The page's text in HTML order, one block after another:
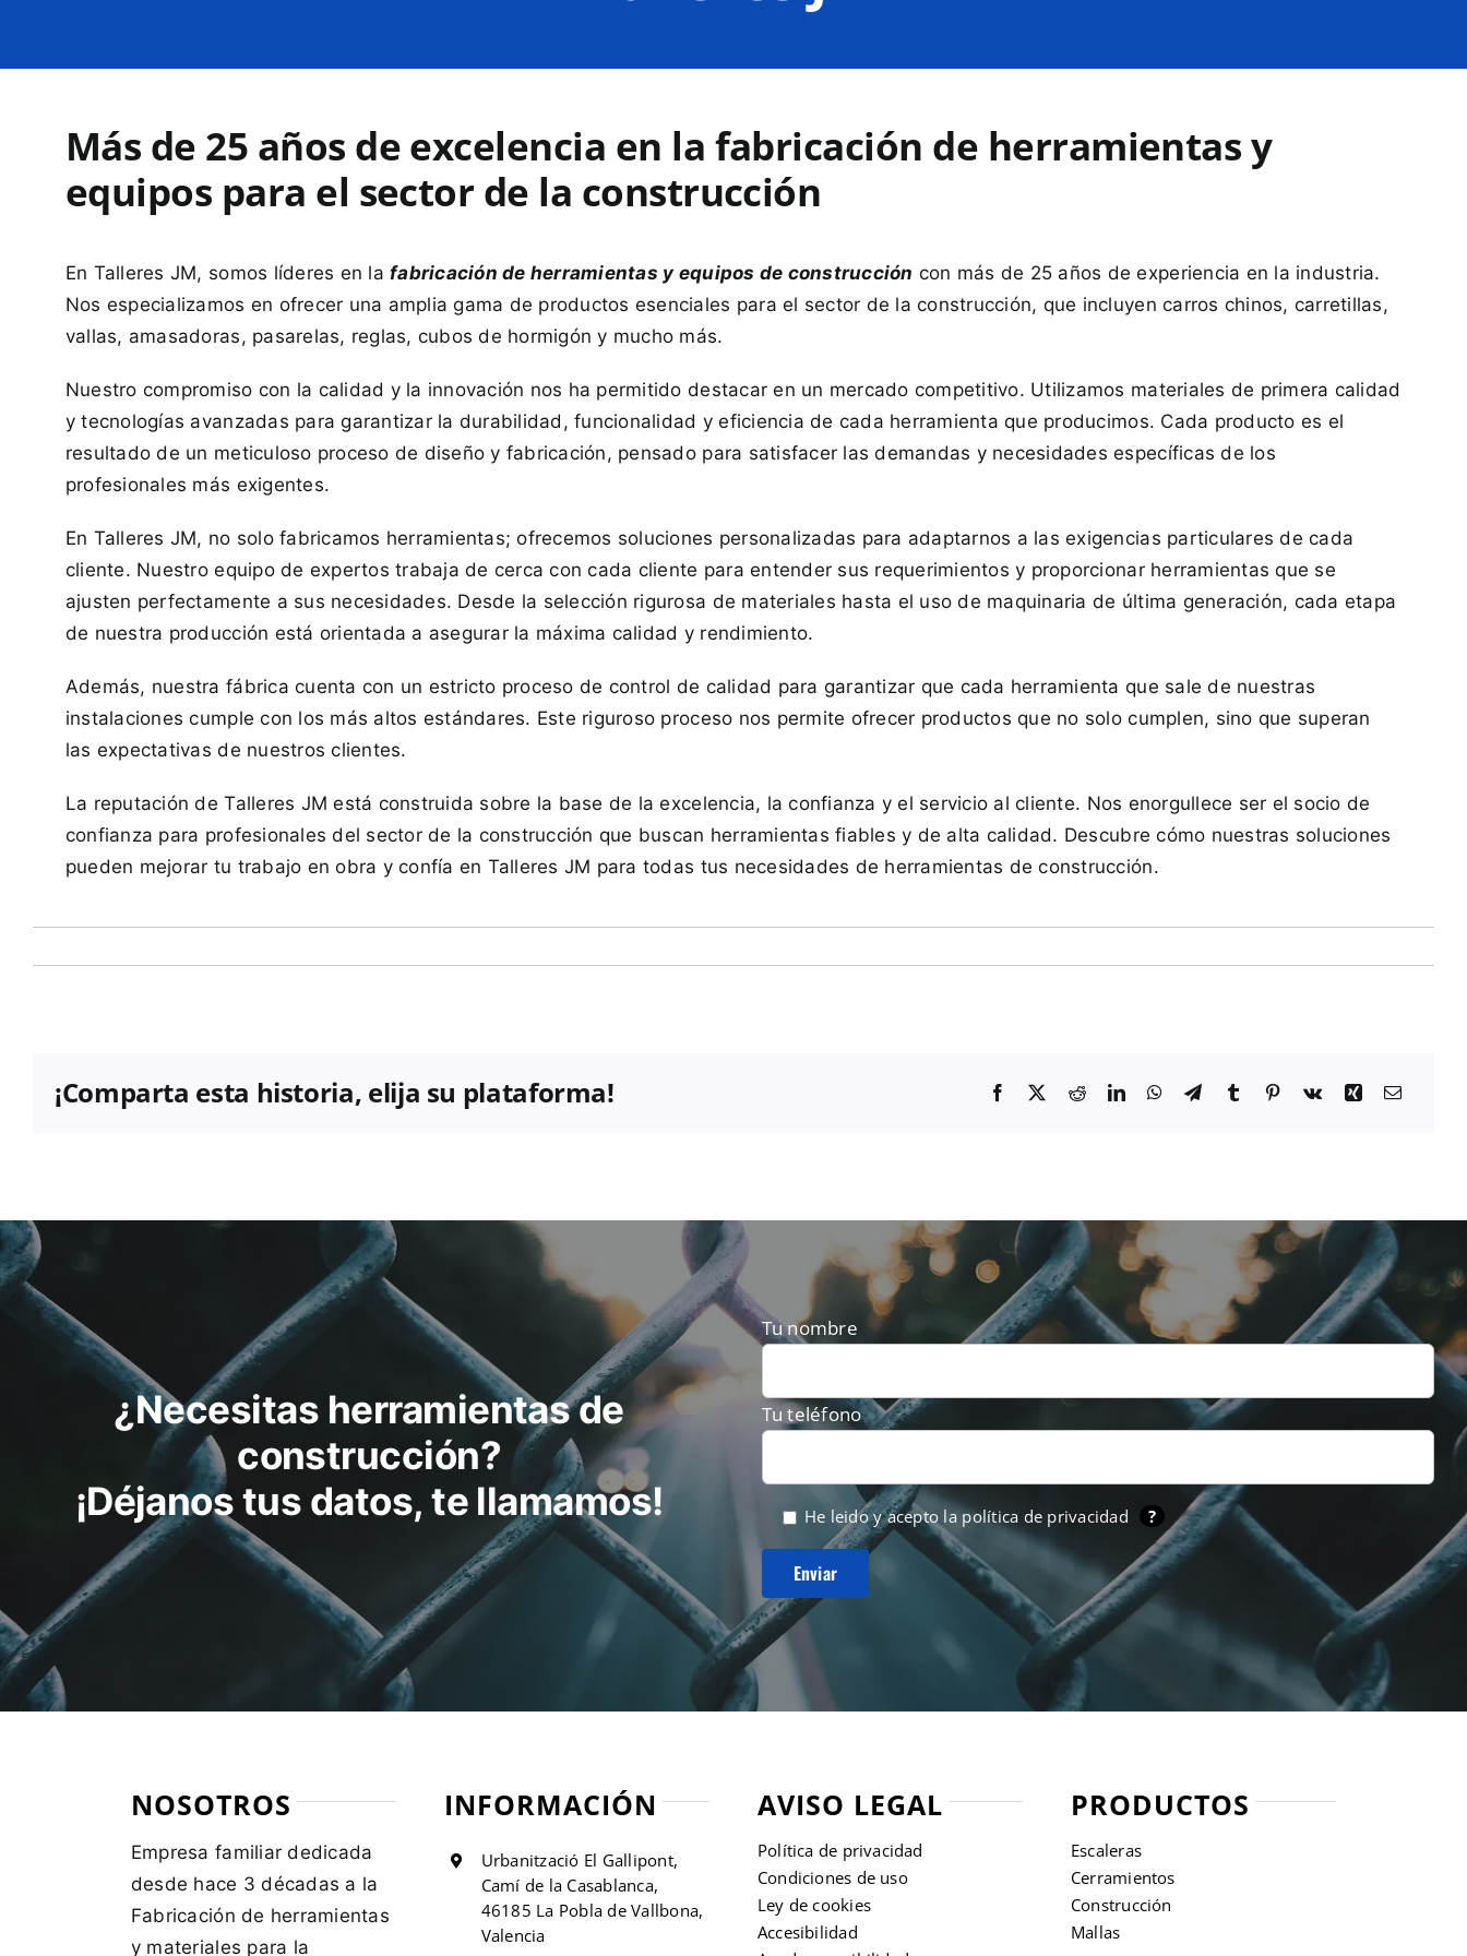
Más de 25 años de excelencia en la fabricación de herramientas y
equipos para el sector de la construcción
En Talleres JM, somos líderes en lafabricación de herramientas y equipos de construcción con más de 25 años de experiencia en la industria.
Nos especializamos en ofrecer una amplia gama de productos esenciales para el sector de la construcción, que incluyen carros chinos, carretillas,
vallas, amasadoras, pasarelas, reglas, cubos de hormigón y mucho más.
Nuestro compromiso con la calidad y la innovación nos ha permitido destacar en un mercado competitivo. Utilizamos materiales de primera calidad
y tecnologías avanzadas para garantizar la durabilidad, funcionalidad y eficiencia de cada herramienta que producimos. Cada producto es el
resultado de un meticuloso proceso de diseño y fabricación, pensado para satisfacer las demandas y necesidades específicas de los
profesionales más exigentes.
En Talleres JM, no solo fabricamos herramientas; ofrecemos soluciones personalizadas para adaptarnos a las exigencias particulares de cada
cliente. Nuestro equipo de expertos trabaja de cerca con cada cliente para entender sus requerimientos y proporcionar herramientas que se
ajusten perfectamente a sus necesidades. Desde la selección rigurosa de materiales hasta el uso de maquinaria de última generación, cada etapa
de nuestra producción está orientada a asegurar la máxima calidad y rendimiento.
Además, nuestra fábrica cuenta con un estricto proceso de control de calidad para garantizar que cada herramienta que sale de nuestras
instalaciones cumple con los más altos estándares. Este riguroso proceso nos permite ofrecer productos que no solo cumplen, sino que superan
las expectativas de nuestros clientes.
La reputación de Talleres JM está construida sobre la base de la excelencia, la confianza y el servicio al cliente. Nos enorgullece ser el socio de
confianza para profesionales del sector de la construcción que buscan herramientas fiables y de alta calidad. Descubre cómo nuestras soluciones
pueden mejorar tu trabajo en obra y confía en Talleres JM para todas tus necesidades de herramientas de construcción.
¡Comparta esta historia, elija su plataforma!
¿Necesitas herramientas de
construcción?
¡Déjanos tus datos, te llamamos!
Tu nombre
Tu teléfono
He leido y acepto la política de privacidad ?
NOSOTROS
Empresa familiar dedicada
desde hace 3 décadas a la
Fabricación de herramientas
y materiales para la
INFORMACIÓN
Urbanització El Gallipont,
Camí de la Casablanca,
46185 La Pobla de Vallbona,
Valencia
AVISO LEGAL
Política de privacidad
Condiciones de uso
Ley de cookies
Accesibilidad
PRODUCTOS
Escaleras
Cerramientos
Construcción
Mallas